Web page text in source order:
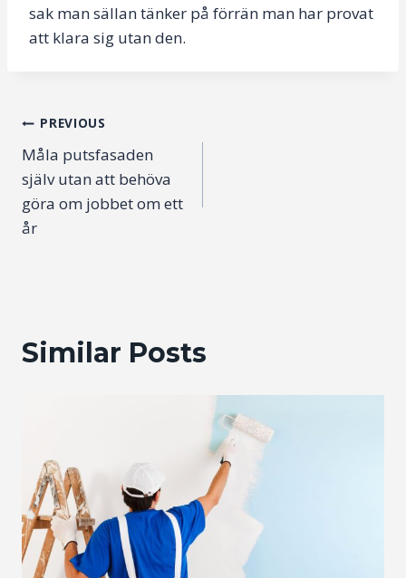
sak man sällan tänker på förrän man har provat
att klara sig utan den.
Post
navigation
PREVIOUS
Måla putsfasaden
själv utan att behöva
göra om jobbet om ett
år
Similar Posts